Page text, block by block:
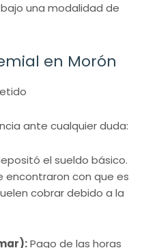
una modalidad de
en Morón
ante cualquier duda:
el sueldo básico.
encontraron con que es
cobrar debido a la
Pago de las horas